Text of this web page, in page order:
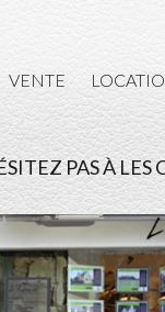
VENTE
PAS À LES